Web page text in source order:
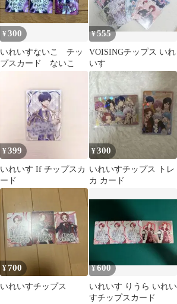
¥300
いれいすないこ チッ
プスカード ないこ
¥555
VOISINGチップス いれ
いす
¥399
いれいす If チップスカ
ード
¥300
いれいすチップス トレ
カ カード
¥700
いれいすチップス
¥600
いれいす りうら いれい
すチップスカード